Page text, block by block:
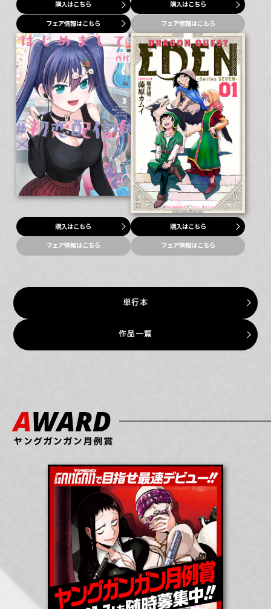
購入はこちら
フェア情報はこちら
購入はこちら
フェア情報はこちら
購入はこちら
フェア情報はこちら
購入はこちら
フェア情報はこちら
単行本
作品一覧
AWARD
ヤングガンガン月例賞